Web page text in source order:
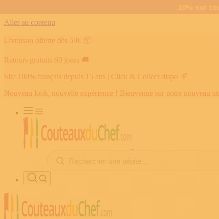
Aller au contenu
Livraison offerte dès 59€ 📦
Retours gratuits 60 jours 🚚
Site 100% français depuis 15 ans | Click & Collect dispo 🥖
Nouveau look, nouvelle expérience ! Bienvenue sur notre nouveau